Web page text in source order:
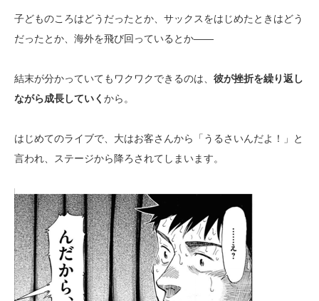
子どものころはどうだったとか、サックスをはじめたときはどう
だったとか、海外を飛び回っているとか――
結末が分かっていてもワクワクできるのは、 彼が挫折を繰り返し
ながら成長していく から。
はじめてのライブで、大はお客さんから「うるさいんだよ！」と
言われ、ステージから降ろされてしまいます。